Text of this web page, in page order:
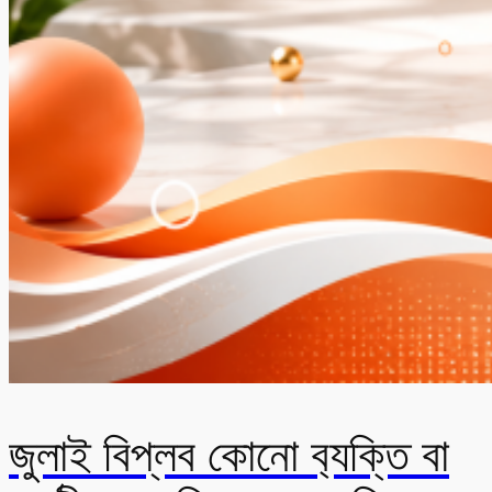
জুলাই বিপ্লব কোনো ব‍্যক্তি বা